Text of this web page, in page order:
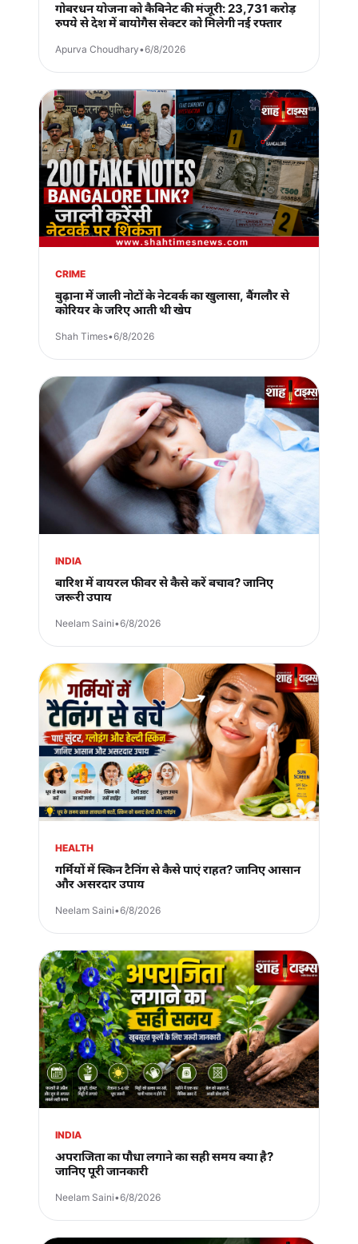
गोबरधन योजना को कैबिनेट की मंजूरी: 23,731 करोड़
रुपये से देश में बायोगैस सेक्टर को मिलेगी नई रफ्तार
Apurva Choudhary•6/8/2026
CRIME
बुढ़ाना में जाली नोटों के नेटवर्क का खुलासा, बैंगलौर से
कोरियर के जरिए आती थी खेप
Shah Times•6/8/2026
INDIA
बारिश में वायरल फीवर से कैसे करें बचाव? जानिए
जरूरी उपाय
Neelam Saini•6/8/2026
HEALTH
गर्मियों में स्किन टैनिंग से कैसे पाएं राहत? जानिए आसान
और असरदार उपाय
Neelam Saini•6/8/2026
INDIA
अपराजिता का पौधा लगाने का सही समय क्या है?
जानिए पूरी जानकारी
Neelam Saini•6/8/2026